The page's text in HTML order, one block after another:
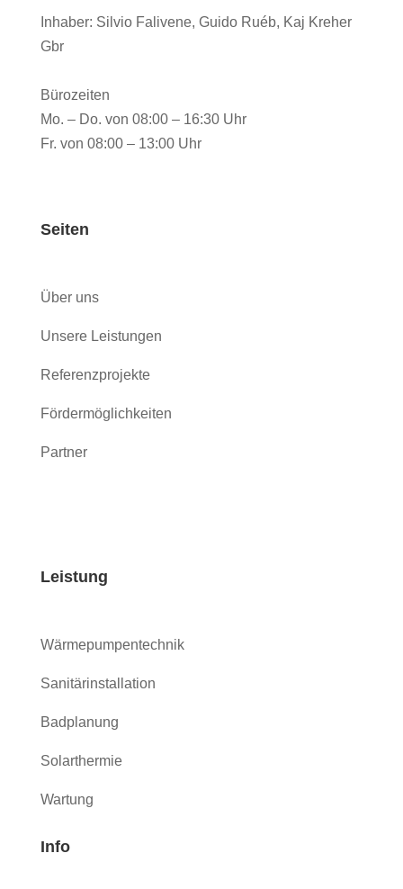
Inhaber: Silvio Falivene, Guido Ruéb, Kaj Kreher
Gbr
Bürozeiten
Mo. – Do. von 08:00 – 16:30 Uhr
Fr. von 08:00 – 13:00 Uhr
Seiten
Über uns
Unsere Leistungen
Referenzprojekte
Fördermöglichkeiten
Partner
Leistung
Wärmepumpentechnik
Sanitärinstallation
Badplanung
Solarthermie
Wartung
Info